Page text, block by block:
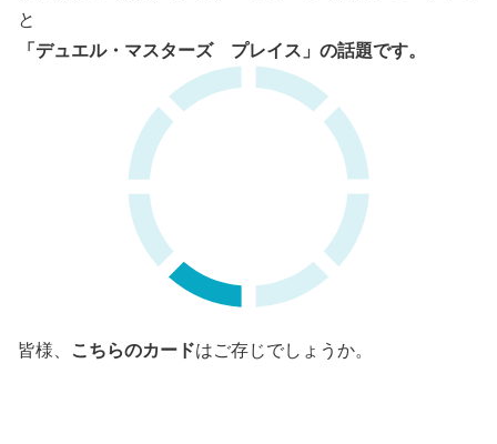
と
「デュエル・マスターズ プレイス」の話題です。
皆様、 こちらのカードはご存じでしょうか。